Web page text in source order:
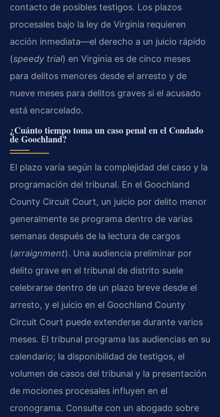
contacto de posibles testigos. Los plazos
procesales bajo la ley de Virginia requieren
acción inmediata—el derecho a un juicio rápido
(speedy trial) en Virginia es de cinco meses
para delitos menores desde el arresto y de
nueve meses para delitos graves si el acusado
está encarcelado.
¿Cuánto tiempo toma un caso penal en el Condado
de Goochland?
El plazo varía según la complejidad del caso y la
programación del tribunal. En el Goochland
County Circuit Court, un juicio por delito menor
generalmente se programa dentro de varias
semanas después de la lectura de cargos
(arraignment). Una audiencia preliminar por
delito grave en el tribunal de distrito suele
celebrarse dentro de un plazo breve desde el
arresto, y el juicio en el Goochland County
Circuit Court puede extenderse durante varios
meses. El tribunal programa las audiencias en su
calendario; la disponibilidad de testigos, el
volumen de casos del tribunal y la presentación
de mociones procesales influyen en el
cronograma. Consulte con un abogado sobre